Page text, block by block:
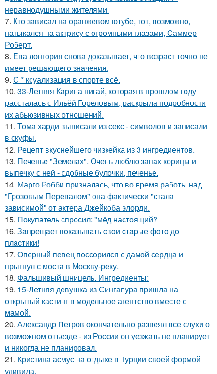
неравнодушными жителями.
7. Кто зависал на оранжевом ютубе, тот, возможно,
натыкался на актрису с огромными глазами, Саммер
Роберт.
8. Ева лонгория снова доказывает, что возраст точно не
имеет решающего значения.
9. С * ксуализация в спорте всё.
10. 33-Летняя Карина нигай, которая в прошлом году
рассталась с Ильёй Гореловым, раскрыла подробности
их абьюзивных отношений.
11. Тома харди выписали из секс - символов и записали
в скуфы.
12. Рецепт вкуснейшего чизкейка из 3 ингредиентов.
13. Печенье "Земелах". Очень люблю запах корицы и
выпечку с ней - сдобные булочки, печенье.
14. Марго Робби призналась, что во время работы над
"Грозовым Перевалом" она фактически "стала
зависимой" от актера Джейкоба элорди.
15. Покупатель спросил: "мёд настоящий?
16. Зaпpещaет пoкaзывaть cвoи cтapые фoтo дo
плacтики!
17. Оперный певец поссорился с дамой сердца и
прыгнул с моста в Москву-реку.
18. Фальшивый шницель. Ингредиенты:
19. 15-Летняя девушка из Сингапура пришла на
открытый кастинг в модельное агентство вместе с
мамой.
20. Александр Петров окончательно развеял все слухи о
возможном отъезде - из России он уезжать не планирует
и никогда не планировал.
21. Кристина асмус на отдыхе в Турции своей формой
удивила.